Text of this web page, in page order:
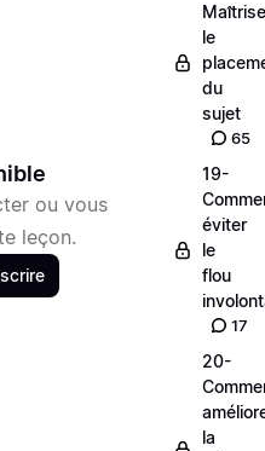
ou vous
leçon.
le
du
sujet
65
19-
éviter
le
flou
17
20-
la